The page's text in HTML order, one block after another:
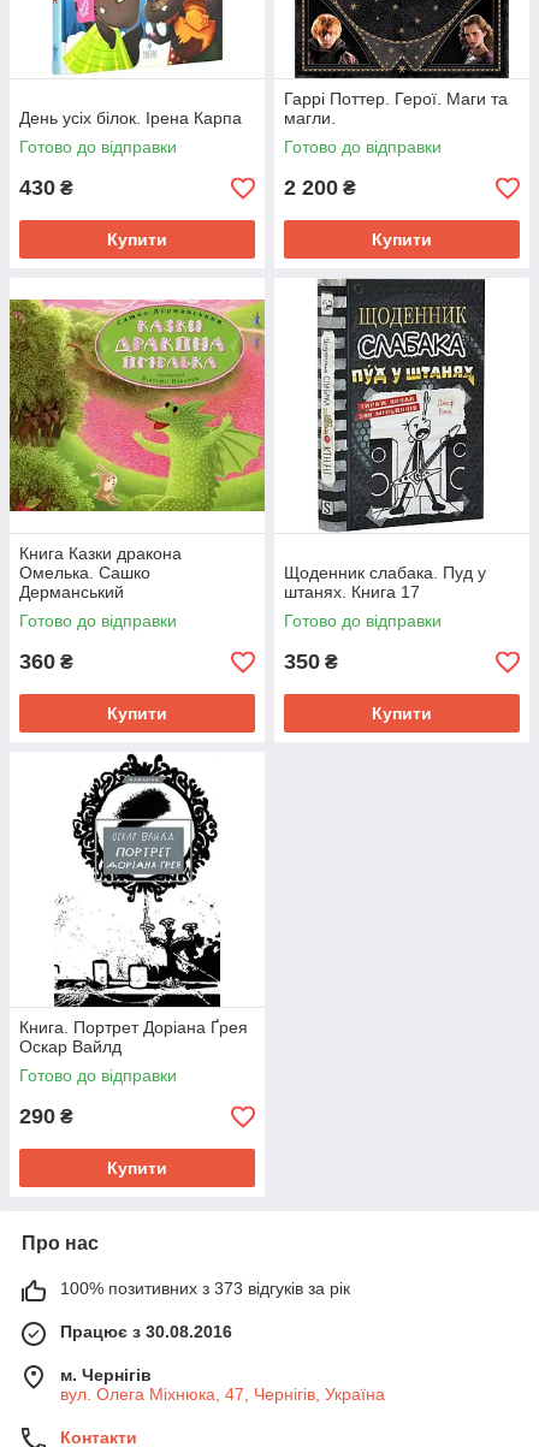
День усіх білок. Ірена Карпа
Готово до відправки
430 ₴
Купити
Гаррі Поттер. Герої. Маги та
магли.
Готово до відправки
2 200 ₴
Купити
Книга Казки дракона
Омелька. Сашко
Дерманський
Готово до відправки
360 ₴
Купити
Щоденник слабака. Пуд у
штанях. Книга 17
Готово до відправки
350 ₴
Купити
Книга. Портрет Доріана Ґрея
Оскар Вайлд
Готово до відправки
290 ₴
Купити
Про нас
100% позитивних з 373 відгуків за рік
Працює з 30.08.2016
м. Чернігів
вул. Олега Міхнюка, 47, Чернігів, Україна
Контакти